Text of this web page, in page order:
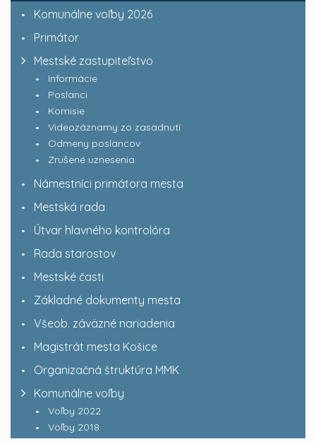
Komunálne voľby 2026
Primátor
Mestské zastupiteľstvo
Informácie
Poslanci
Komisie
Videozáznamy zo zasadnutí
Odmeny poslancov
Zrušené uznesenia
Námestníci primátora mesta
Mestská rada
Útvar hlavného kontrolóra
Rada starostov
Mestské časti
Základné dokumenty mesta
Všeob. záväzné nariadenia
Magistrát mesta Košice
Organizačná štruktúra MMK
Komunálne voľby
Voľby 2022
Voľby 2018